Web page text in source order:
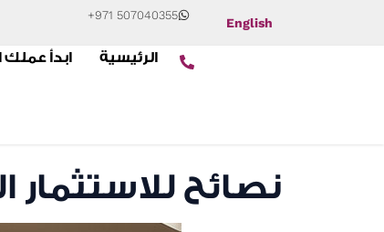
English
+971 507040355
الرئيسية ابدأ عملك
نصائح